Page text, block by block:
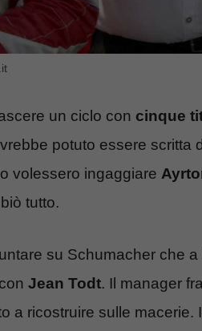
un ciclo con cinque
potuto essere scritta
volessero ingaggiare
tutto.
su Schumacher che
Jean Todt. Il manager
a ricostruire sulle macerie.